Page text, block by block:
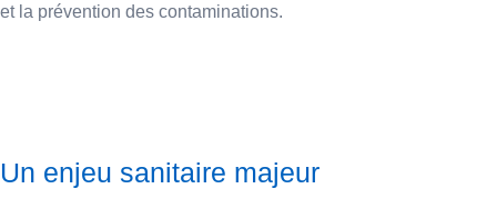
et la prévention des contaminations.
Un enjeu sanitaire majeur